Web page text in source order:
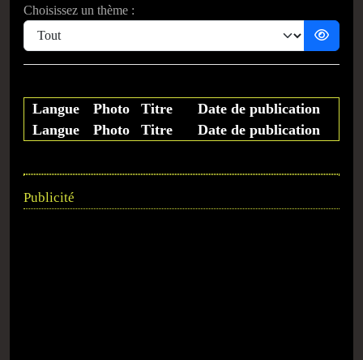
Choisissez un thème :
Langue Photo Titre
Date de publication
Langue
Photo Titre Date de publication
Publicité